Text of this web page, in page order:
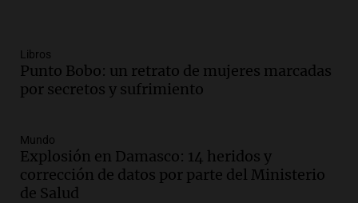
Libros
Punto Bobo: un retrato de mujeres marcadas
por secretos y sufrimiento
Mundo
Explosión en Damasco: 14 heridos y
corrección de datos por parte del Ministerio
de Salud